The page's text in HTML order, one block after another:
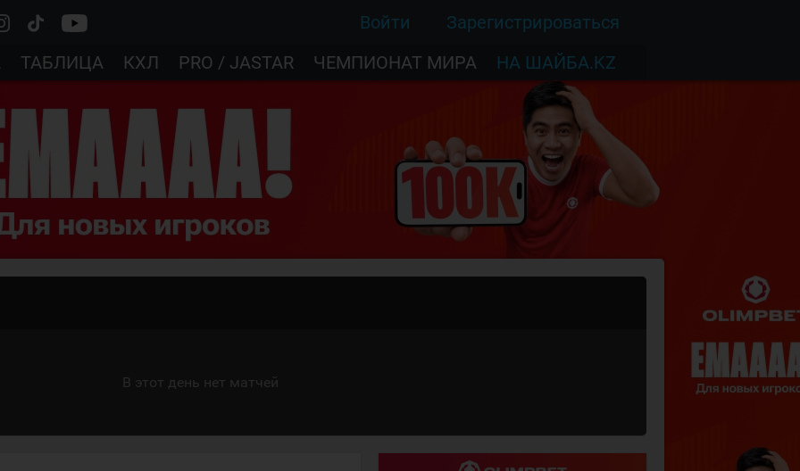
Войти
Зарегистрироваться
ТАБЛИЦА КХЛ PRO / JASTAR ЧЕМПИОНАТ МИРА НА ШАЙБА.KZ
В этот день нет матчей